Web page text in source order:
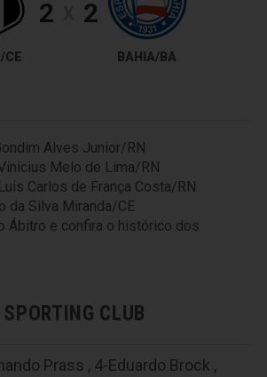
CE
2 2
BAHIA/BA
Alves Junior/RN
Melo de Lima/RN
Luis Carlos de França Costa/RN
da Silva Miranda/CE
Ábitro e confira o histórico dos
CLUB
Prass , 4-Eduardo Brock ,